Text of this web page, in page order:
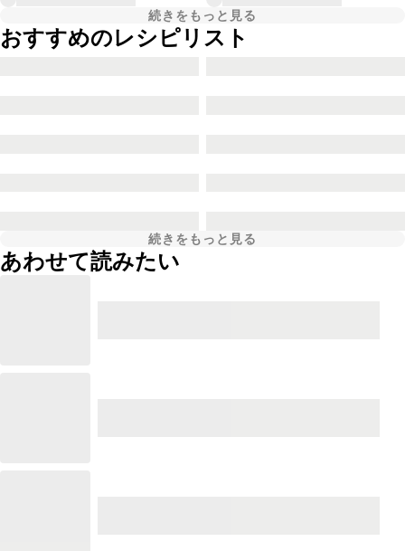
続きをもっと見る
おすすめのレシピリスト
続きをもっと見る
あわせて読みたい